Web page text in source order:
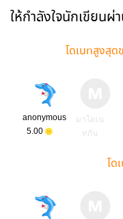
ให้กำลังใจนักเขียนผ่
โดเนทสูงสุด
anonymous
5.00
มาโดเน
ทกัน
โด